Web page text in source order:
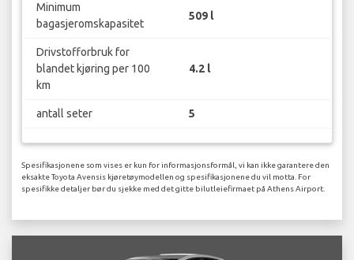
Minimum
bagasjeromskapasitet
509 l
Drivstofforbruk for
blandet kjøring per 100
km
4.2 l
antall seter 5
Spesifikasjonene som vises er kun for informasjonsformål, vi kan ikke garantere den
eksakte Toyota Avensis kjøretøymodellen og spesifikasjonene du vil motta. For
spesifikke detaljer bør du sjekke med det gitte bilutleiefirmaet på Athens Airport.